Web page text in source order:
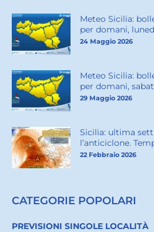
Meteo Sicilia:
per domani,
24 Maggio 2026
Meteo Sicilia:
per domani,
29 Maggio 2026
Sicilia: ultima
l’anticiclone.
22 Febbraio 2026
CATEGORIE POPOLARI
PREVISIONI SINGOLE LOCALITÀ